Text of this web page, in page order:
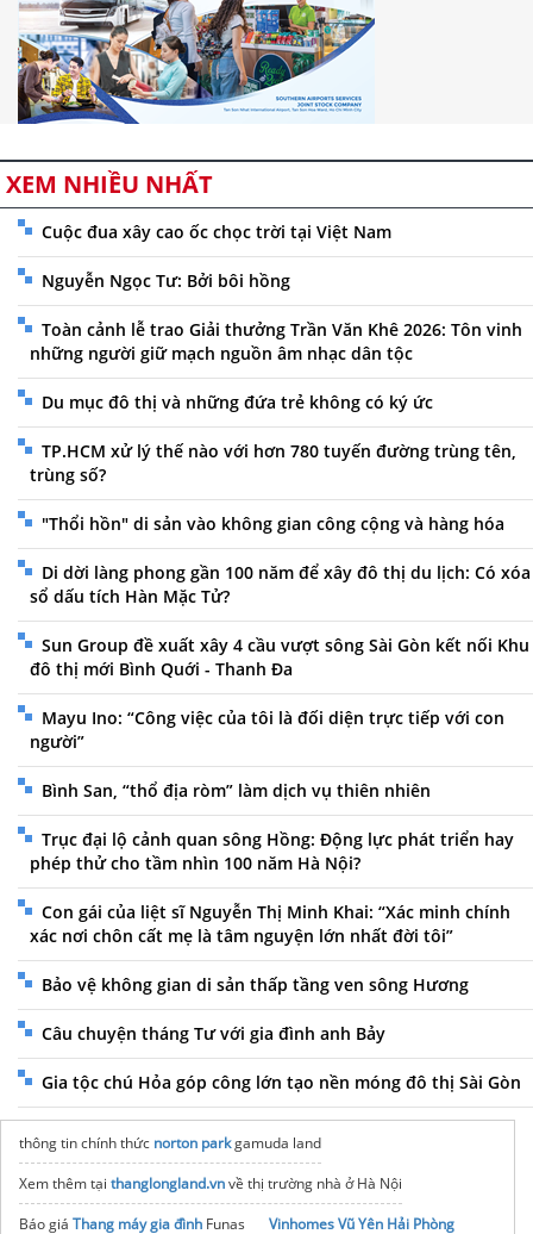
XEM NHIỀU NHẤT
Cuộc đua xây cao ốc chọc trời tại Việt Nam
Nguyễn Ngọc Tư: Bởi bôi hồng
Toàn cảnh lễ trao Giải thưởng Trần Văn Khê 2026: Tôn vinh
những người giữ mạch nguồn âm nhạc dân tộc
Du mục đô thị và những đứa trẻ không có ký ức
TP.HCM xử lý thế nào với hơn 780 tuyến đường trùng tên,
trùng số?
"Thổi hồn" di sản vào không gian công cộng và hàng hóa
Di dời làng phong gần 100 năm để xây đô thị du lịch: Có xóa
sổ dấu tích Hàn Mặc Tử?
Sun Group đề xuất xây 4 cầu vượt sông Sài Gòn kết nối Khu
đô thị mới Bình Quới - Thanh Đa
Mayu Ino: “Công việc của tôi là đối diện trực tiếp với con
người”
Bình San, “thổ địa ròm” làm dịch vụ thiên nhiên
Trục đại lộ cảnh quan sông Hồng: Động lực phát triển hay
phép thử cho tầm nhìn 100 năm Hà Nội?
Con gái của liệt sĩ Nguyễn Thị Minh Khai: “Xác minh chính
xác nơi chôn cất mẹ là tâm nguyện lớn nhất đời tôi”
Bảo vệ không gian di sản thấp tầng ven sông Hương
Câu chuyện tháng Tư với gia đình anh Bảy
Gia tộc chú Hỏa góp công lớn tạo nền móng đô thị Sài Gòn
thông tin chính thức norton parkgamuda land
Xem thêm tại thanglongland.vnvề thị trường nhà ở Hà Nội
Báo giá Thang máy gia đình Funas Vinhomes Vũ Yên Hải Phòng